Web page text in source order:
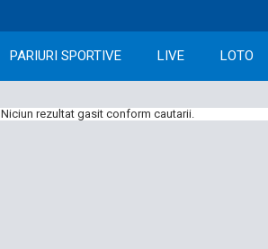
PARIURI SPORTIVE LIVE LOTO
Niciun rezultat gasit conform cautarii.